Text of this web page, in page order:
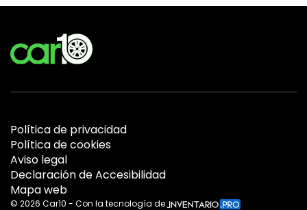
Política de privacidad
Política de cookies
Aviso legal
Declaración de Accesibilidad
Mapa web
© 2026 Car10 - Con la tecnología de: